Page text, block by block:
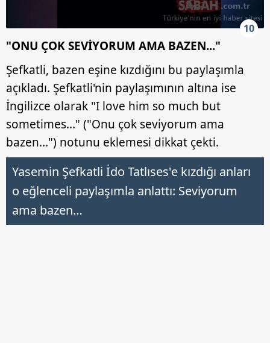
verileriniz işlenmekte olup gerekli olan çerezler bilgi
toplumu hizmetlerinin sunulması amacıyla
kullanılmaktadır. Diğer çerezler, sitemizin daha işlevsel
reklam/pazarlama faaliyetlerinin yapılması, amaçlarıyla
sınırlı olarak açık rızanız dahilinde kullanılacaktır.
Çerezlere ilişkin tercihlerinizi aşağıda yer alan panel
vasıtasıyla belirleyebilirsiniz. Çerezlere ilişkin detaylı bilgi
için Ayarlar butonuna tıklayabilir,Çerez Bilgilendirme
Metnimiziziyaret edebilirsiniz.
6698 sayılı Kişisel Verilerin Korunması Kanunu uyarınca
hazırlanmış Aydınlatma Metnimizi okumak ve sitemizde
ilgili mevzuata uygun olarak kullanılan çerezlerle ilgili bilgi
10
"ONU ÇOK SEVİYORUM AMA BAZEN..."
Şefkatli, bazen eşine kızdığını bu paylaşımla
açıkladı. Şefkatli'nin paylaşımının altına ise
İngilizce olarak "I love him so much but
sometimes..." ("Onu çok seviyorum ama
bazen...") notunu eklemesi dikkat çekti.
Yasemin Şefkatli İdo Tatlıses'e kızdığı anları
o eğlenceli paylaşımla anlattı: Seviyorum
ama bazen…